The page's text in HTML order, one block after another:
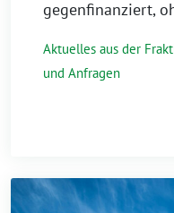
gegenfinanziert,
Aktuelles aus der
und Anfragen